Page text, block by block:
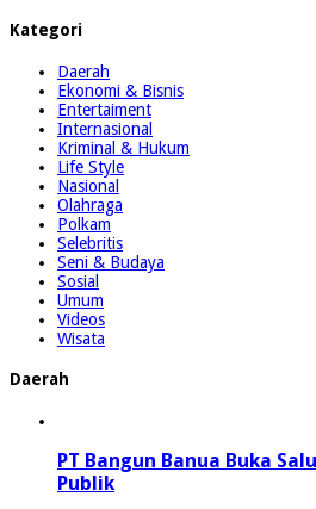
Kategori
Daerah
Ekonomi & Bisnis
Entertaiment
Internasional
Kriminal & Hukum
Life Style
Nasional
Olahraga
Polkam
Selebritis
Seni & Budaya
Sosial
Umum
Videos
Wisata
Daerah
PT Bangun Banua Buka
Publik